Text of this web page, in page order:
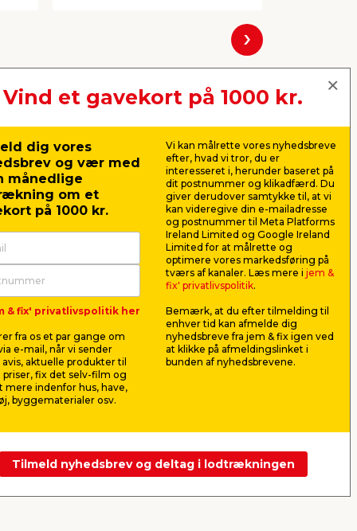
Næste
Plast1 plastboks m/låg
klar - SystemBox 32
Til opbevaring i hjemmet. Lavet i
ekstra kraftig kvalitet. Mål: L47 x
49,00 pr. stk.
Lev. omk. tillægges
Webshop
Senior
tungere
Lev. omk.
Vind et gavekort på 1000 kr.
dig vores
og vær med
månedlige
om et
på 1000 kr.
& fix' privatlivspolitik her
fra os et par gange om
e-mail, når vi sender
aktuelle produkter til
priser, fix det selv-film og
mere indenfor hus, have,
byggematerialer osv.
Vi kan målrette vores nyhedsbreve
efter, hvad vi tror, du er
interesseret i, herunder baseret på
dit postnummer og klikadfærd. Du
giver derudover samtykke til, at vi
kan videregive din e-mailadresse
og postnummer til Meta Platforms
Ireland Limited og Google Ireland
Limited for at målrette og
optimere vores markedsføring på
tværs af kanaler. Læs mere i jem &
fix' privatlivspolitik.
Bemærk, at du efter tilmelding til
enhver tid kan afmelde dig
nyhedsbreve fra jem & fix igen ved
at klikke på afmeldingslinket i
bunden af nyhedsbrevene.
Tilmeld nyhedsbrev og deltag i lodtrækningen